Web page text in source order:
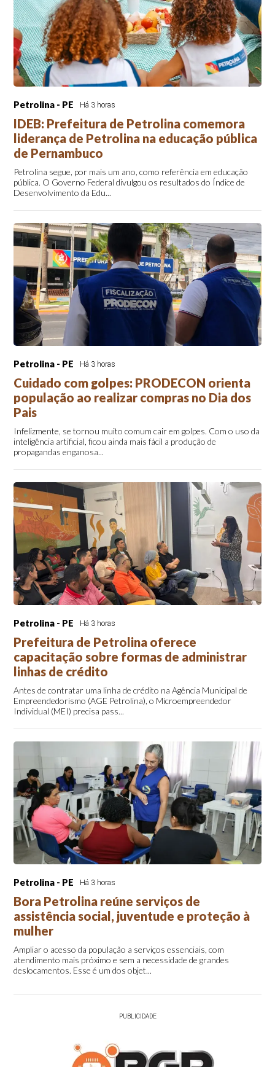
Petrolina - PE Há 3 horas
IDEB: Prefeitura de Petrolina comemora
liderança de Petrolina na educação pública
de Pernambuco
Petrolina segue, por mais um ano, como referência em educação
pública. O Governo Federal divulgou os resultados do Índice de
Desenvolvimento da Edu...
Petrolina - PE Há 3 horas
Cuidado com golpes: PRODECON orienta
população ao realizar compras no Dia dos
Pais
Infelizmente, se tornou muito comum cair em golpes. Com o uso da
inteligência artificial, ficou ainda mais fácil a produção de
propagandas enganosa...
Petrolina - PE Há 3 horas
Prefeitura de Petrolina oferece
capacitação sobre formas de administrar
linhas de crédito
Antes de contratar uma linha de crédito na Agência Municipal de
Empreendedorismo (AGE Petrolina), o Microempreendedor
Individual (MEI) precisa pass...
Petrolina - PE Há 3 horas
Bora Petrolina reúne serviços de
assistência social, juventude e proteção à
mulher
Ampliar o acesso da população a serviços essenciais, com
atendimento mais próximo e sem a necessidade de grandes
deslocamentos. Esse é um dos objet...
PUBLICIDADE